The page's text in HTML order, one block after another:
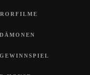
DÄMONEN
GEWINNSPIEL